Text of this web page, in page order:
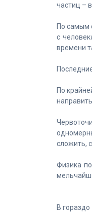
частиц –
По самым
с
времени
По
сложить,
Физика
В